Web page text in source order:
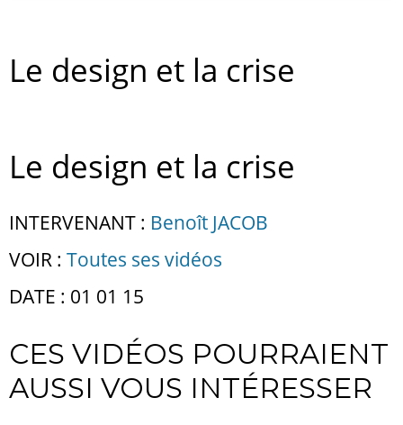
Le design et la crise
Le design et la crise
INTERVENANT : Benoît JACOB
VOIR : Toutes ses vidéos
DATE : 01 01 15
CES VIDÉOS POURRAIENT
AUSSI VOUS INTÉRESSER